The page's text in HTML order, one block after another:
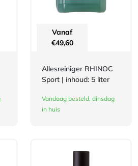
Vanaf
€49,60
Allesreiniger RHINOC
Sport | inhoud: 5 liter
Vandaag besteld, dinsdag
in huis